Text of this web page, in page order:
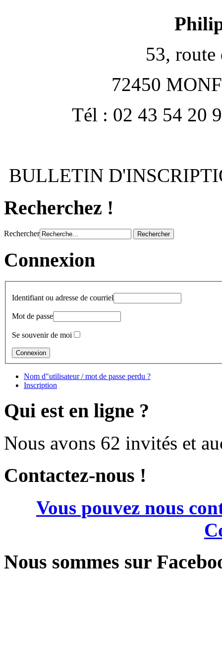
53,
72450
Tél : 02 43 54 20
BULLETIN
Recherchez !
Rechercher
Connexion
Identifiant ou adresse de courriel
Mot de passe
Se souvenir de moi
Nom d"utilisateur / mot de passe perdu ?
Inscription
Qui est en ligne ?
Nous avons 62 invités et
Contactez-nous !
Vous pouvez nous
Nous sommes sur